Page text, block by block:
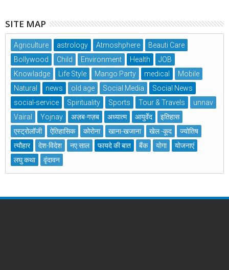
SITE MAP
Agriculture astrology Atmoshphere
Beauti Care
Bollywood
Child Environment Health
JOB
Knowladge
Life Style Mango Party medical
Mobile
Natural
news old age Social Media
Social News
social-service
Spirituality Sports Tour & Travels
unnav
Vairal
Yojnay अज़ब-गज़ब अध्यात्म आयुर्वेद
इतिहास
एस्ट्रोलॉजी
ऐतिहासिक कोरोना खाना-खजाना खेल -कूद
ज्योतिष
त्यौहार
देश-विदेश नए साल फायदे की बात बैंक योगा
योजनाएं
लघु कथा
वृंदावन